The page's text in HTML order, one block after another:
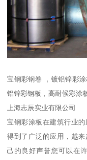
宝钢彩钢卷 ，镀铝锌彩
铝锌彩钢板，高耐候彩涂
上海志辰实业有限公司
宝钢彩涂板在建筑行业
得到了广泛的应用，越
己的良好声誉您可以在